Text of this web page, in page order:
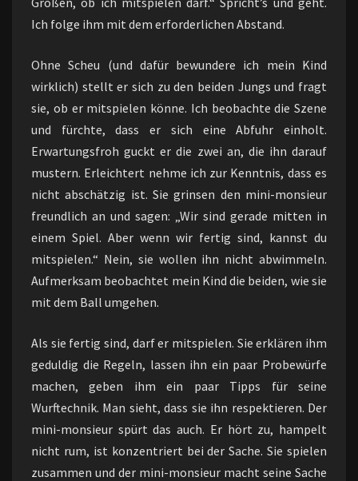
Ich folge ihm mit dem erforderlichen Abstand.
Ohne Scheu (und dafür bewundere ich mein Kind
wirklich) stellt er sich zu den beiden Jungs und fragt
sie, ob er mitspielen könne. Ich beobachte die Szene
und fürchte, dass er sich eine Abfuhr einholt.
Erwartungsfroh guckt er die zwei an, die ihn darauf
mustern. Erleichtert nehme ich zur Kenntnis, dass es
nicht abschätzig ist. Sie grinsen den mini-monsieur
freundlich an und sagen: „Wir sind gerade mitten in
einem Spiel. Aber wenn wir fertig sind, kannst du
mitspielen.“ Nein, sie wollen ihn nicht abwimmeln.
Aufmerksam beobachtet mein Kind die beiden, wie sie
mit dem Ball umgehen.
Als sie fertig sind, darf er mitspielen. Sie erklären ihm
geduldig die Regeln, lassen ihn ein paar Probewürfe
machen, geben ihm ein paar Tipps für seine
Wurftechnik. Man sieht, dass sie ihn respektieren. Der
mini-monsieur spürt das auch. Er hört zu, hampelt
nicht rum, ist konzentriert bei der Sache. Sie spielen
zusammen und der mini-monsieur macht seine Sache